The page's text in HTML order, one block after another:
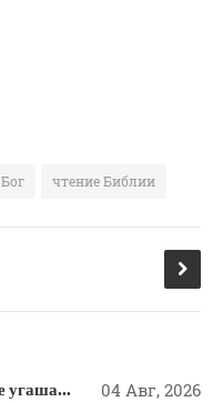
Бог чтение Библии
РАЗМЫШЛЕНИЕ: Дух Святой не угашайте! 04 Авг, 2026